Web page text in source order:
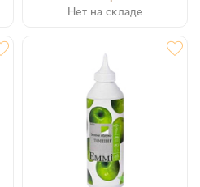
Нет на складе